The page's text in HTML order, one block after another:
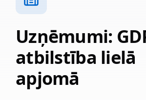
Uzņēmumi:
atbilstība lielā
apjomā